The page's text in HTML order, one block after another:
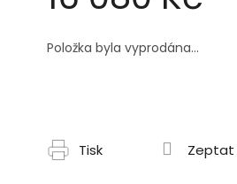
cena:
Položka byla vyprodána…
Tisk Zeptat